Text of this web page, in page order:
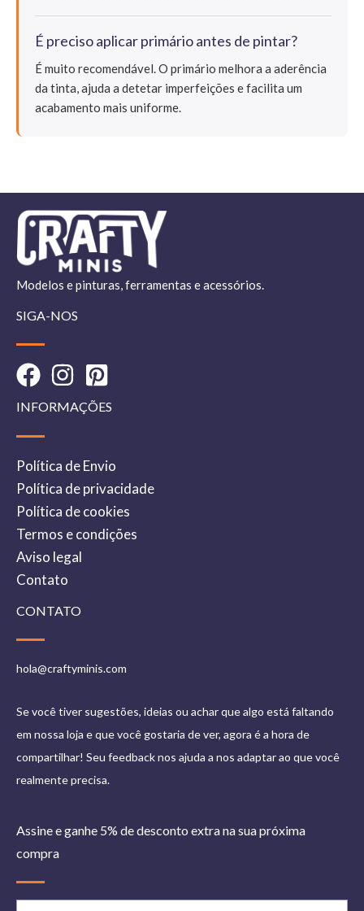
É preciso aplicar primário antes de pintar?
É muito recomendável. O primário melhora a aderência
da tinta, ajuda a detetar imperfeições e facilita um
acabamento mais uniforme.
Modelos e pinturas, ferramentas e acessórios.
SIGA-NOS
INFORMAÇÕES
Política de Envio
Política de privacidade
Política de cookies
Termos e condições
Aviso legal
Contato
CONTATO
hola@craftyminis.com
Se você tiver sugestões, ideias ou achar que algo está faltando
em nossa loja e que você gostaria de ver, agora é a hora de
compartilhar! Seu feedback nos ajuda a nos adaptar ao que você
realmente precisa.
Assine e ganhe 5% de desconto extra na sua próxima
compra